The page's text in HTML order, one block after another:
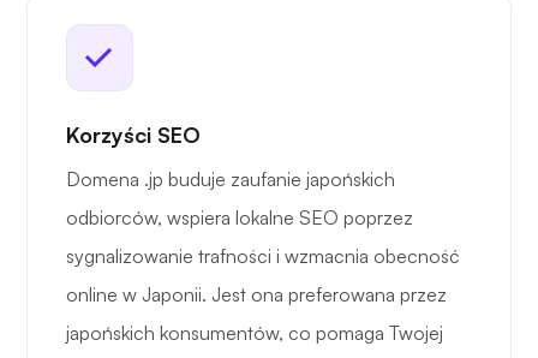
Korzyści SEO
Domena .jp buduje zaufanie japońskich
odbiorców, wspiera lokalne SEO poprzez
sygnalizowanie trafności i wzmacnia obecność
online w Japonii. Jest ona preferowana przez
japońskich konsumentów, co pomaga Twojej